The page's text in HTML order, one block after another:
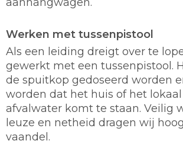
Werken met tussenpistool
Als een leiding dreigt over te
gewerkt met een tussenpistool.
de spuitkop gedoseerd worden
worden dat het huis of het
afvalwater komt te staan. Veilig
leuze en netheid dragen wij
vaandel.